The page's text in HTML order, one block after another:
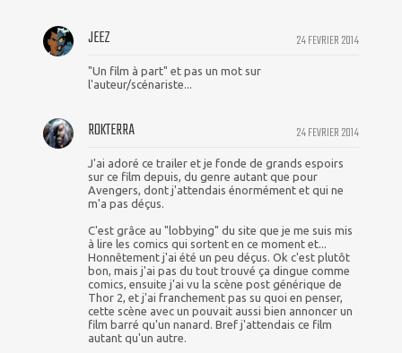
24 FEVRIER 2014
JEEZ
"Un film à part" et pas un mot sur
l'auteur/scénariste...
24 FEVRIER 2014
ROKTERRA
J'ai adoré ce trailer et je fonde de grands espoirs
sur ce film depuis, du genre autant que pour
Avengers, dont j'attendais énormément et qui ne
m'a pas déçus.
C'est grâce au "lobbying" du site que je me suis mis
à lire les comics qui sortent en ce moment et...
Honnêtement j'ai été un peu déçus. Ok c'est plutôt
bon, mais j'ai pas du tout trouvé ça dingue comme
comics, ensuite j'ai vu la scène post générique de
Thor 2, et j'ai franchement pas su quoi en penser,
cette scène avec un pouvait aussi bien annoncer un
film barré qu'un nanard. Bref j'attendais ce film
autant qu'un autre.